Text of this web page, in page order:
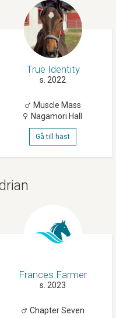
True Identity
s. 2022
Muscle Mass
Nagamori Hall
Gå till häst
Frances Farmer
s. 2023
Chapter Seven